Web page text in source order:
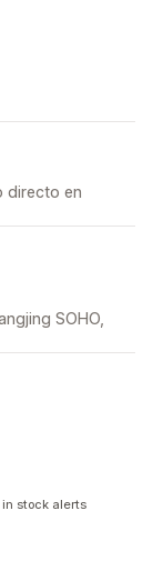
directo en
SOHO,
in stock alerts